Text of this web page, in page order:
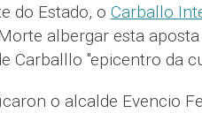
do Estado, o Carballo
albergar esta
Carballlo "epicentro da
o alcalde Evencio